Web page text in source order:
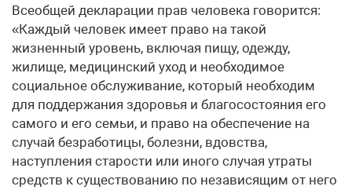
Всеобщей декларации прав человека говорится:
«Каждый человек имеет право на такой
жизненный уровень, включая пищу, одежду,
жилище, медицинский уход и необходимое
социальное обслуживание, который необходим
для поддержания здоровья и благосостояния его
самого и его семьи, и право на обеспечение на
случай безработицы, болезни, вдовства,
наступления старости или иного случая утраты
средств к существованию по независящим от него